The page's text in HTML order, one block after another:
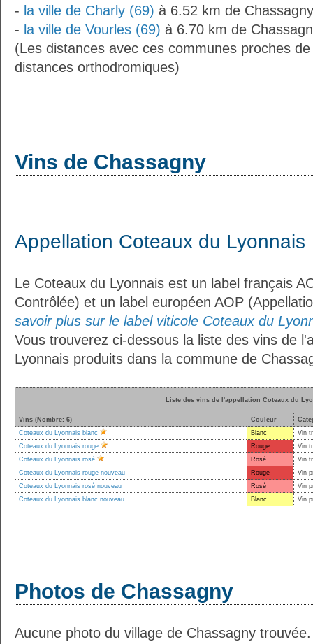
- la ville de Charly (69) à 6.52 km de Chassagny
- la ville de Vourles (69) à 6.70 km de
(Les distances avec ces communes proches
distances orthodromiques)
Vins de Chassagny
Appellation Coteaux du Lyonnais
Le Coteaux du Lyonnais est un label français
Contrôlée) et un label européen AOP
savoir plus sur le label viticole Coteaux du
Vous trouverez ci-dessous la liste des vins de
Lyonnais produits dans la commune de
Liste des vins de l'appellation Coteaux du
Vins (Nombre: 6) Couleur
Coteaux du Lyonnais blanc
Blanc
Vin
Coteaux du Lyonnais rouge
Rouge
Vin
Coteaux du Lyonnais rosé
Rosé
Vin
Coteaux du Lyonnais rouge nouveau
Rouge
Vin
Coteaux du Lyonnais rosé nouveau
Rosé
Vin
Coteaux du Lyonnais blanc nouveau
Blanc Vin
Photos de Chassagny
Aucune photo du village de Chassagny